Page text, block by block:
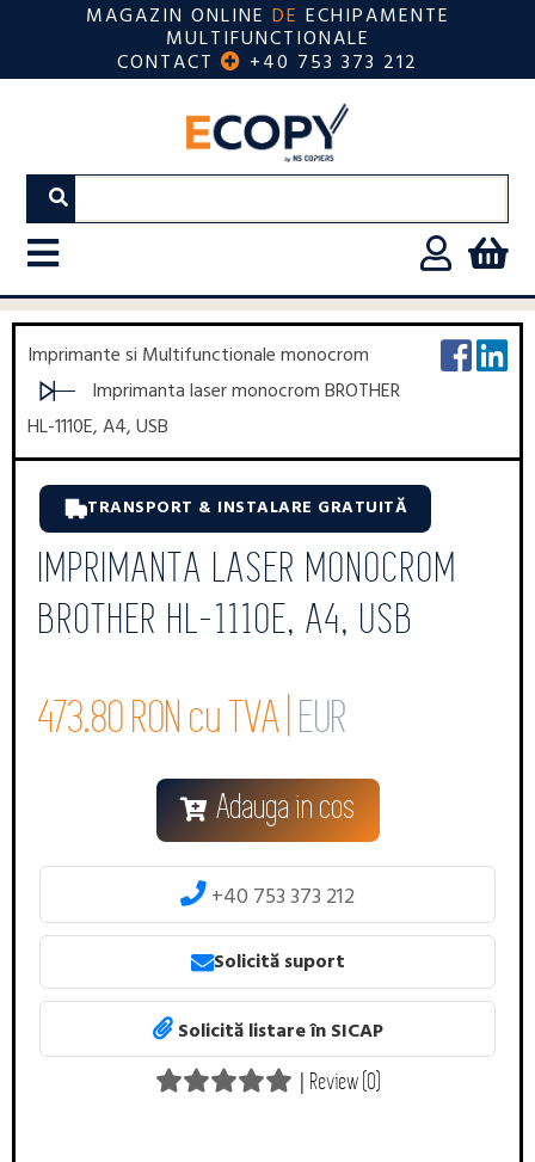
MAGAZIN ONLINE DE ECHIPAMENTE
MULTIFUNCTIONALE
CONTACT +40 753 373 212
Imprimante si Multifunctionale monocrom
Imprimanta laser monocrom BROTHER
HL-1110E, A4, USB
TRANSPORT & INSTALARE GRATUITĂ
IMPRIMANTA LASER MONOCROM
BROTHER HL-1110E, A4, USB
473.80 RON cu TVA | EUR
Adauga in cos
+40 753 373 212
Solicită suport
Solicită listare în SICAP
| Review (0)